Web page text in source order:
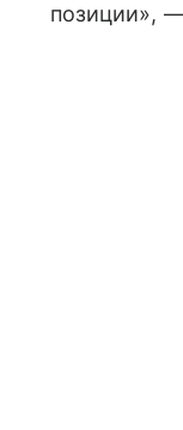
позиции»,